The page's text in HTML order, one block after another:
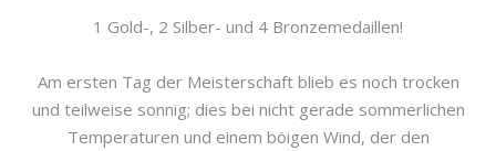
1 Gold-, 2 Silber- und 4 Bronzemedaillen!
Am ersten Tag der Meisterschaft blieb es noch trocken
und teilweise sonnig; dies bei nicht gerade sommerlichen
Temperaturen und einem böigen Wind, der den